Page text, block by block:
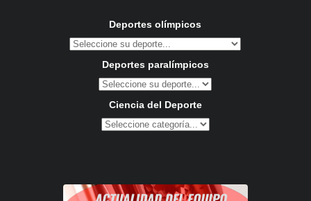
Deportes olímpicos
Deportes paralímpicos
Ciencia del Deporte